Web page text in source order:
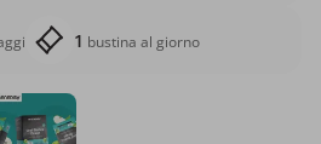
1 bustina al giorno